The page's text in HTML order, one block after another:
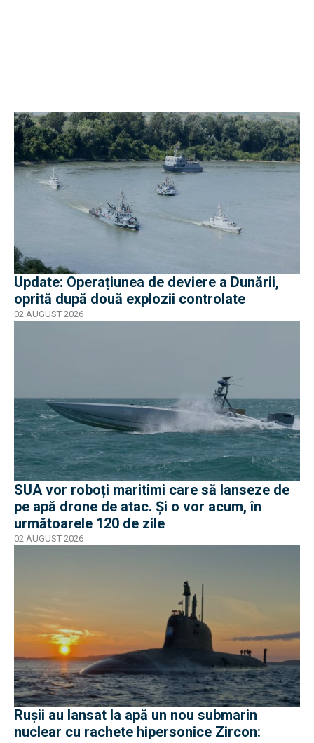
Update: Operațiunea de deviere a Dunării,
oprită după două explozii controlate
02 AUGUST 2026
SUA vor roboți maritimi care să lanseze de
pe apă drone de atac. Și o vor acum, în
următoarele 120 de zile
02 AUGUST 2026
Rușii au lansat la apă un nou submarin
nuclear cu rachete hipersonice Zircon: